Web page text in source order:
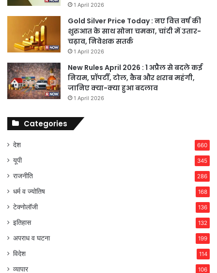
1 April 2026
Gold Silver Price Today : नए वित्त वर्ष की
शुरुआत के साथ सोना चमका, चांदी में उतार-
चढ़ाव, निवेशक सतर्क
1 April 2026
New Rules April 2026 : 1 अप्रैल से बदले कई
नियम, प्रॉपर्टी, टोल, कैब और शराब महंगी,
जानिए क्या-क्या हुआ बदलाव
1 April 2026
Categories
देश 660
यूपी 345
राजनीति 286
धर्म व ज्योतिष 168
टेक्नोलॉजी 136
इतिहास 132
अपराध व घटना 199
विदेश 114
व्यापार 106